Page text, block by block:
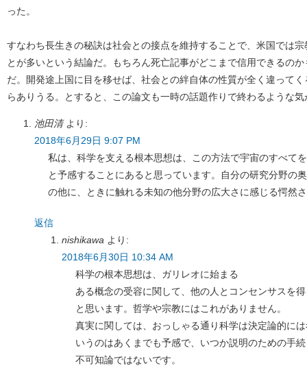
った。
すなわち長生きの秘訣は社会との接点を維持することで、米国では
とが多いという結論だ。もちろん死亡記事がどこまで信用できるの
だ。開発途上国に目を移せば、社会との絆自体の性質が全く違って
らありうる。とすると、この論文も一時の話題作りで終わるような気
池田清 より:
2018年6月29日 9:07 PM
私は、科学を支える根本思想は、この方法で宇宙のすべて
と予感することにあると思っています。自分の研究分野の
の他に、ときに触れる未知の他分野の広大さに感じる愕然
返信
nishikawa より:
2018年6月30日 10:34 AM
科学の根本思想は、ガリレオに始まる
ある概念の受容に関して、他の人とコンセンサスを
と思います。哲学や宗教にはこれがありません。
真実に関しては、おっしゃる通り科学は決定論的に
いうのはあくまでも予感で、いつか説明のための手
不可知論ではないです。